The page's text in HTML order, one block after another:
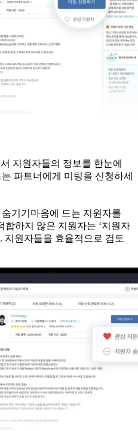
지원자들의 정보를 한눈에
파트너에게 미팅을 신청하세
기기 마음에 드는 지원자를
합하지 않은 지원자는 ‘지원자
지원자들을 효율적으로 검토